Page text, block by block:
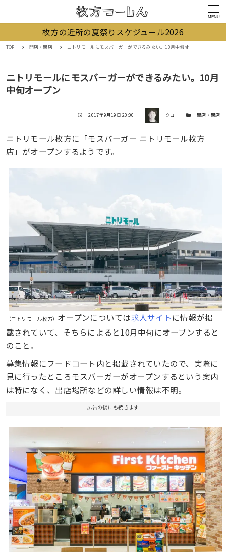
MENU
枚方の近所の夏祭りスケジュール2026
TOP 開店・閉店 ニトリモールにモスバーガーができるみたい。10月中旬オープン
ニトリモールにモスバーガーができるみたい。10月
中旬オープン
投稿日
2017年9月19日 20:00 著者 クロ カテゴリー開店・閉店
ニトリモール枚方に「モスバーガー ニトリモール枚方
店」がオープンするようです。
（ニトリモール枚方） オープンについては求人サイト に情報が掲
載されていて、そちらによると10月中旬にオープンすると
のこと。
募集情報にフードコート内と掲載されていたので、実際に
見に行ったところモスバーガーがオープンするという案内
は特になく、出店場所などの詳しい情報は不明。
広告の後にも続きます